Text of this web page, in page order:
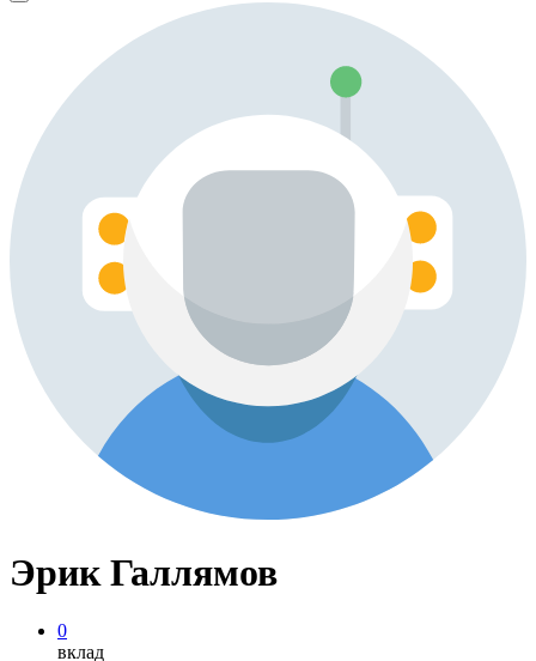
Эрик Галлямов
0
вклад